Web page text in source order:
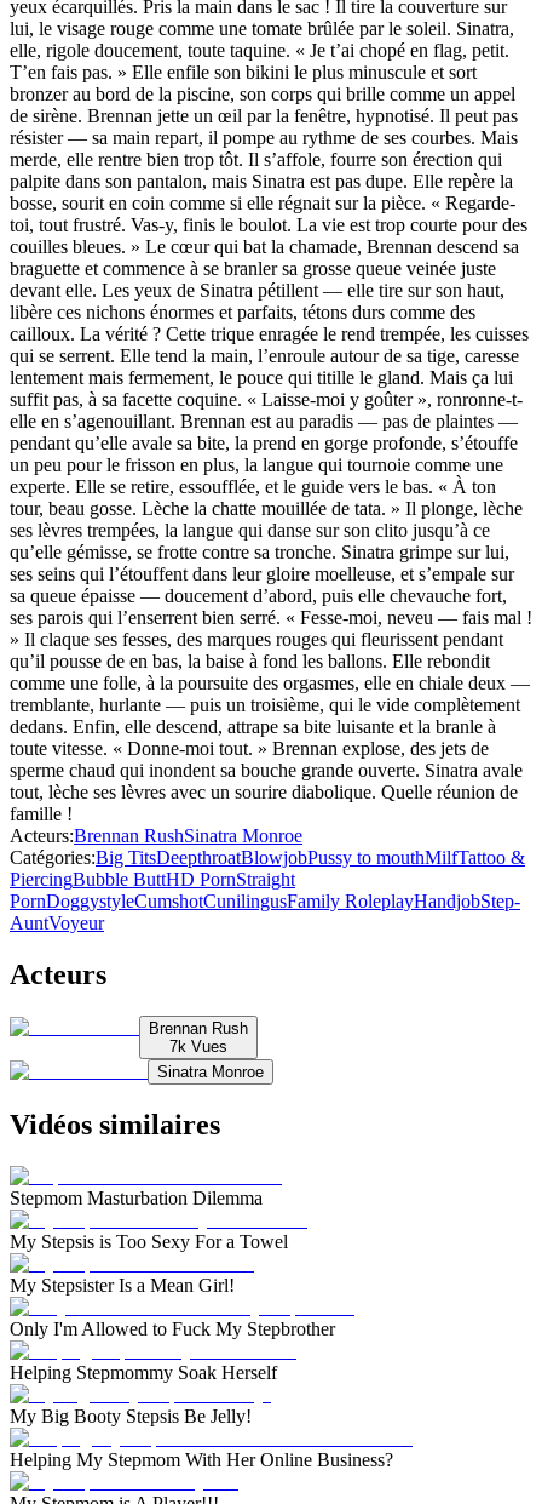
yeux écarquillés. Pris la main dans le sac ! Il tire la couverture sur
lui, le visage rouge comme une tomate brûlée par le soleil. Sinatra,
elle, rigole doucement, toute taquine. « Je t’ai chopé en flag, petit.
T’en fais pas. » Elle enfile son bikini le plus minuscule et sort
bronzer au bord de la piscine, son corps qui brille comme un appel
de sirène. Brennan jette un œil par la fenêtre, hypnotisé. Il peut pas
résister — sa main repart, il pompe au rythme de ses courbes. Mais
merde, elle rentre bien trop tôt. Il s’affole, fourre son érection qui
palpite dans son pantalon, mais Sinatra est pas dupe. Elle repère la
bosse, sourit en coin comme si elle régnait sur la pièce. « Regarde-
toi, tout frustré. Vas-y, finis le boulot. La vie est trop courte pour des
couilles bleues. » Le cœur qui bat la chamade, Brennan descend sa
braguette et commence à se branler sa grosse queue veinée juste
devant elle. Les yeux de Sinatra pétillent — elle tire sur son haut,
libère ces nichons énormes et parfaits, tétons durs comme des
cailloux. La vérité ? Cette trique enragée le rend trempée, les cuisses
qui se serrent. Elle tend la main, l’enroule autour de sa tige, caresse
lentement mais fermement, le pouce qui titille le gland. Mais ça lui
suffit pas, à sa facette coquine. « Laisse-moi y goûter », ronronne-t-
elle en s’agenouillant. Brennan est au paradis — pas de plaintes —
pendant qu’elle avale sa bite, la prend en gorge profonde, s’étouffe
un peu pour le frisson en plus, la langue qui tournoie comme une
experte. Elle se retire, essoufflée, et le guide vers le bas. « À ton
tour, beau gosse. Lèche la chatte mouillée de tata. » Il plonge, lèche
ses lèvres trempées, la langue qui danse sur son clito jusqu’à ce
qu’elle gémisse, se frotte contre sa tronche. Sinatra grimpe sur lui,
ses seins qui l’étouffent dans leur gloire moelleuse, et s’empale sur
sa queue épaisse — doucement d’abord, puis elle chevauche fort,
ses parois qui l’enserrent bien serré. « Fesse-moi, neveu — fais mal !
» Il claque ses fesses, des marques rouges qui fleurissent pendant
qu’il pousse de en bas, la baise à fond les ballons. Elle rebondit
comme une folle, à la poursuite des orgasmes, elle en chiale deux —
tremblante, hurlante — puis un troisième, qui le vide complètement
dedans. Enfin, elle descend, attrape sa bite luisante et la branle à
toute vitesse. « Donne-moi tout. » Brennan explose, des jets de
sperme chaud qui inondent sa bouche grande ouverte. Sinatra avale
tout, lèche ses lèvres avec un sourire diabolique. Quelle réunion de
famille !
Acteurs:Brennan RushSinatra Monroe
Catégories:Big TitsDeepthroatBlowjobPussy to mouthMilfTattoo &
PiercingBubble ButtHD PornStraight
PornDoggystyleCumshotCunilingusFamily RoleplayHandjobStep-
AuntVoyeur
Acteurs
Brennan Rush
7k Vues
Sinatra Monroe
Vidéos similaires
Stepmom Masturbation Dilemma
My Stepsis is Too Sexy For a Towel
My Stepsister Is a Mean Girl!
Only I'm Allowed to Fuck My Stepbrother
Helping Stepmommy Soak Herself
My Big Booty Stepsis Be Jelly!
Helping My Stepmom With Her Online Business?